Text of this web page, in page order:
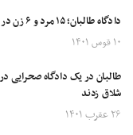
دادگاه طالبان؛ ۱۵ مرد و ۶ زن در کابل مجازات شد
۱۰ قوس ۱۴۰۱
طالبان در یک دادگاه صحرایی
شلاق زدند
۲۶ عقرب ۱۴۰۱